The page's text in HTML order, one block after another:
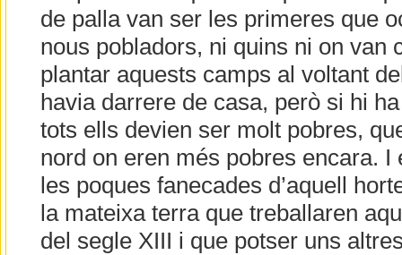
de palla van ser les primeres que
nous pobladors, ni quins ni on van
plantar aquests camps al voltant
havia darrere de casa, però si hi
tots ells devien ser molt pobres,
nord on eren més pobres encara.
les poques fanecades d’aquell
la mateixa terra que treballaren
del segle XIII i que potser uns